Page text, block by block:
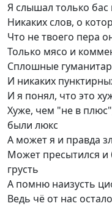
Я слышал только бас
Никаких слов, о
Что не твоего пера
Только мясо и
Сплошные
И никаких
И я понял, что это
Хуже, чем "не в
были люкс
А может я и правда
Может пресытился и
грусть
А помню наизусть
Ведь чё от нас